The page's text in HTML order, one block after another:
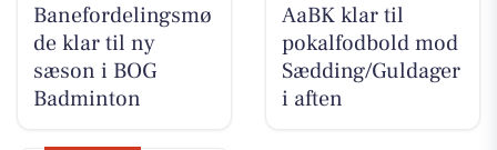
Banefordelingsmø
de klar til ny
sæson i BOG
Badminton
AaBK klar til
pokalfodbold mod
Sædding/Guldager
i aften